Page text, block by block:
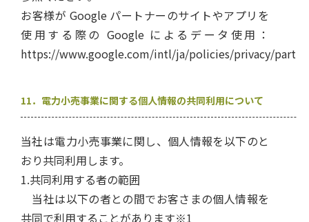
お客様が Google パートナーのサイトやアプリを
使用する際の Google によるデータ使用：
https://www.google.com/intl/ja/policies/privacy/
11．電力小売事業に関する個人情報の共同利用について
当社は電力小売事業に関し、個人情報を以下のと
おり共同利用します。
1.共同利用する者の範囲
当社は以下の者との間でお客さまの個人情報を
共同で利用することがあります※1